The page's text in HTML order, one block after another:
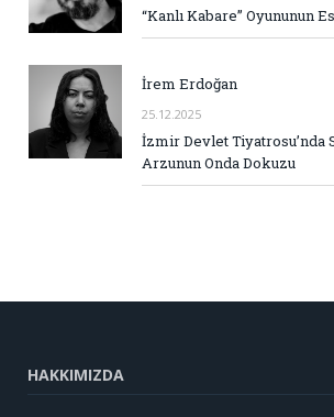
“Kanlı Kabare” Oyununun
İrem Erdoğan
25.12.2025
İzmir Devlet Tiyatrosu’nda
Arzunun Onda Dokuzu
HAKKIMIZDA